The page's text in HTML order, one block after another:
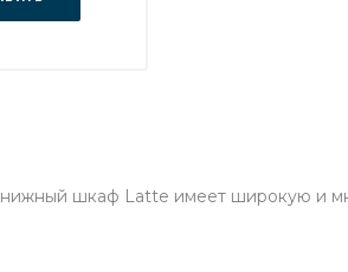
шкаф Latte имеет широкую и